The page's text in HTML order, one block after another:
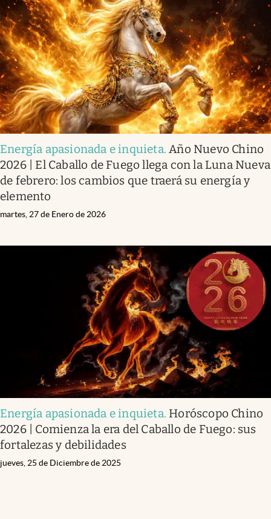
Energía apasionada e inquieta.Año Nuevo Chino
2026 | El Caballo de Fuego llega con la Luna Nueva
de febrero: los cambios que traerá su energía y
elemento
martes, 27 de Enero de 2026
Energía apasionada e inquieta. Horóscopo Chino
2026 | Comienza la era del Caballo de Fuego: sus
fortalezas y debilidades
jueves, 25 de Diciembre de 2025